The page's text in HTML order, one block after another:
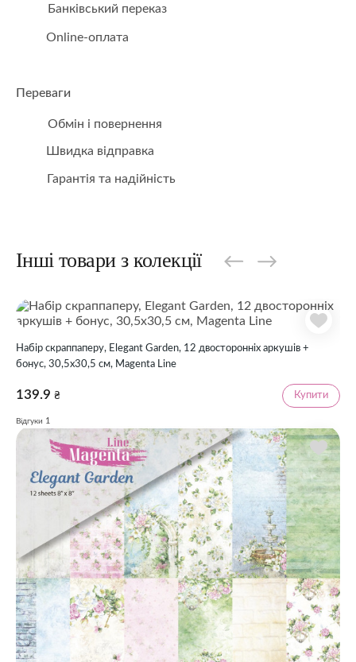
Банківський переказ
Online-оплата
Переваги
Обмін і повернення
Швидка відправка
Гарантія та надійність
Інші товари з колекції
Набір скраппаперу, Elegant Garden, 12 двосторонніх аркушів +
бонус, 30,5х30,5 см, Magenta Line
139.9 ₴ Купити
Відгуки 1